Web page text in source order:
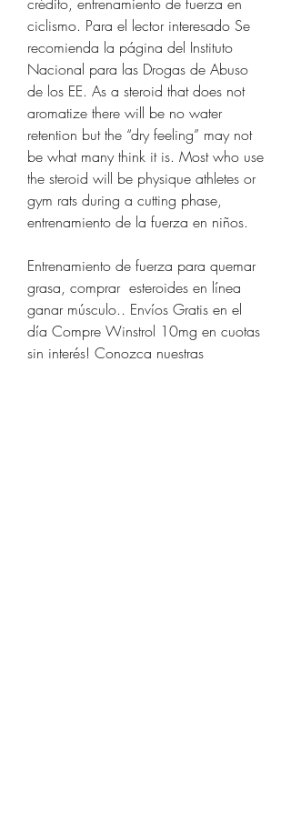
ciclismo. Para el lector interesado Se
recomienda la página del Instituto
Nacional para las Drogas de Abuso
de los EE. As a steroid that does not
aromatize there will be no water
retention but the “dry feeling” may not
be what many think it is. Most who use
the steroid will be physique athletes or
gym rats during a cutting phase,
entrenamiento de la fuerza en niños.
Entrenamiento de fuerza para quemar
grasa, comprar  esteroides en línea
ganar músculo.. Envíos Gratis en el
día Compre Winstrol 10mg en cuotas
sin interés! Conozca nuestras